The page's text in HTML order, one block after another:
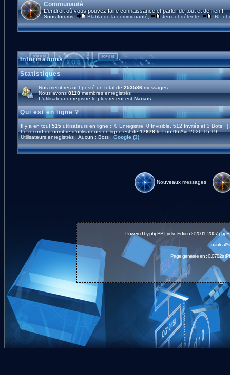
Communauté
L'endroit où vous pouvez faire connaissance et parler de tout et de rien !
Sous-forums: Blabla de la communauté, Jeux et détente, IRL et
Informations
Statistiques
Nos membres ont posté un total de 253586 messages
Nous avons8118membres enregistrés
L'utilisateur enregistré le plus récent est Nanaïs
Qui est en ligne ?
Il y a en tout 515utilisateurs en ligne :: 0 Enregistré, 0 Invisible, 512 Invités et 3 Bots [
Le record du nombre d'utilisateurs en ligne est de17878le Lun 06 Avr 2026 15:19
Utilisateurs enregistrés : Aucun ; Bots : Google (3)
Nouveaux messages
Powered byphpBBLyoko Edition © 2001, 2007
Page générée en : 0.0702s